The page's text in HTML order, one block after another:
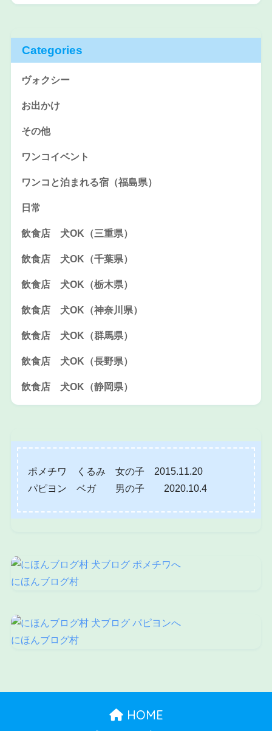
Categories
ヴォクシー
お出かけ
その他
ワンコイベント
ワンコと泊まれる宿（福島県）
日常
飲食店 犬OK（三重県）
飲食店 犬OK（千葉県）
飲食店 犬OK（栃木県）
飲食店 犬OK（神奈川県）
飲食店 犬OK（群馬県）
飲食店 犬OK（長野県）
飲食店 犬OK（静岡県）
ポメチワ くるみ 女の子 2015.11.20
パピヨン ベガ 男の子 2020.10.4
にほんブログ村
にほんブログ村
HOME